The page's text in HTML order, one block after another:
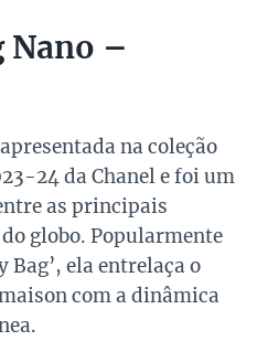
Nano –
na coleção
24 da Chanel e foi um
as principais
globo. Popularmente
Bag’, ela entrelaça o
com a dinâmica